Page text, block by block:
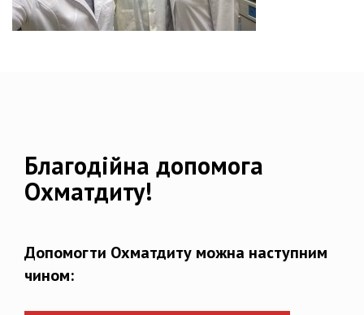
Благодійна допомога
Охматдиту!
Допомогти Охматдиту можна наступним
чином: